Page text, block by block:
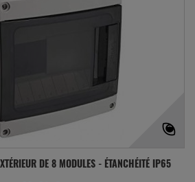
DE 8 MODULES - ÉTANCHÉITÉ IP65